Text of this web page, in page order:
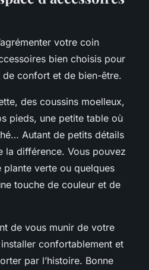
votre coin
bien choisis pour
confort et de bien-être.
des coussins moelleux,
pieds, une petite table où
Autant de petits détails
la différence. Vous pouvez
plante verte ou quelques
touche de couleur et de
de vous munir de votre
confortablement et
par l’histoire. Bonne